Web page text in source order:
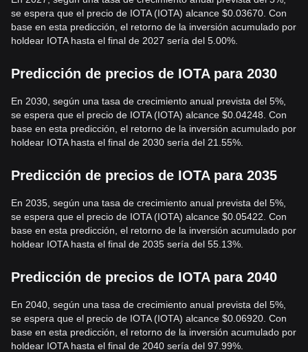
se espera que el precio de IOTA (IOTA) alcance $0.03670. Con
base en esta predicción, el retorno de la inversión acumulado por
holdear IOTA hasta el final de 2027 sería del 5.00%.
Predicción de precios de IOTA para 2030
En 2030, según una tasa de crecimiento anual prevista del 5%,
se espera que el precio de IOTA (IOTA) alcance $0.04248. Con
base en esta predicción, el retorno de la inversión acumulado por
holdear IOTA hasta el final de 2030 sería del 21.55%.
Predicción de precios de IOTA para 2035
En 2035, según una tasa de crecimiento anual prevista del 5%,
se espera que el precio de IOTA (IOTA) alcance $0.05422. Con
base en esta predicción, el retorno de la inversión acumulado por
holdear IOTA hasta el final de 2035 sería del 55.13%.
Predicción de precios de IOTA para 2040
En 2040, según una tasa de crecimiento anual prevista del 5%,
se espera que el precio de IOTA (IOTA) alcance $0.06920. Con
base en esta predicción, el retorno de la inversión acumulado por
holdear IOTA hasta el final de 2040 sería del 97.99%.